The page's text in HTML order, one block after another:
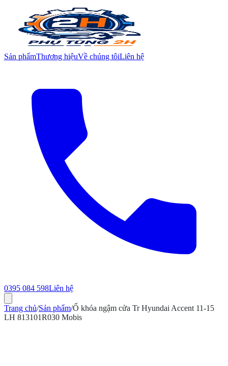
Sản phẩmThương hiệuVề chúng tôiLiên hệ
0395 084 598Liên hệ
Trang chủ/Sản phẩm/Ổ khóa ngậm cửa Tr Hyundai Accent 11-15
LH 813101R030 Mobis